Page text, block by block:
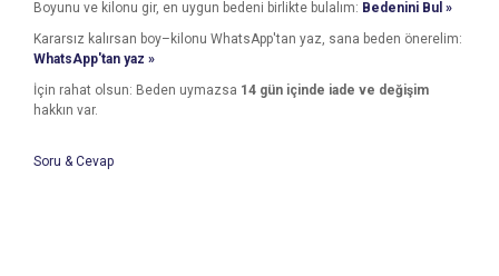
Boyunu ve kilonu gir, en uygun bedeni birlikte bulalım: Bedenini Bul »
Kararsız kalırsan boy–kilonu WhatsApp'tan yaz, sana beden önerelim:
WhatsApp'tan yaz »
İçin rahat olsun: Beden uymazsa 14 gün içinde iade ve değişim
hakkın var.
Soru & Cevap